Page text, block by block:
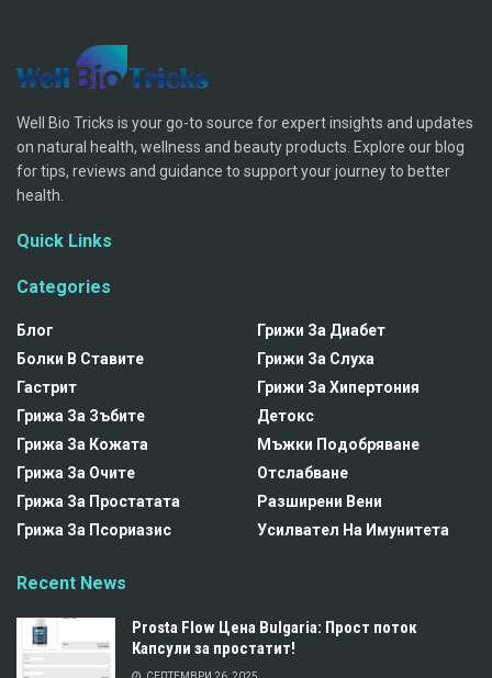
Well Bio Tricks is your go-to source for expert insights and updates
on natural health, wellness and beauty products. Explore our blog
for tips, reviews and guidance to support your journey to better
health.
Quick Links
Categories
Блог
Болки В Ставите
Гастрит
Грижа За Зъбите
Грижа За Кожата
Грижа За Очите
Грижа За Простатата
Грижа За Псориазис
Грижи За Диабет
Грижи За Слуха
Грижи За Хипертония
Детокс
Мъжки Подобряване
Отслабване
Разширени Вени
Усилвател На Имунитета
Recent News
Prosta Flow Цена Bulgaria: Прост поток
Капсули за простатит!